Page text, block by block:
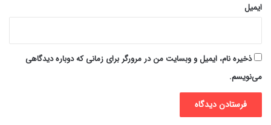
ایمیل
ذخیره نام، ایمیل و وبسایت من در مرورگر برای زمانی که دوباره دیدگاهی
می‌نویسم.